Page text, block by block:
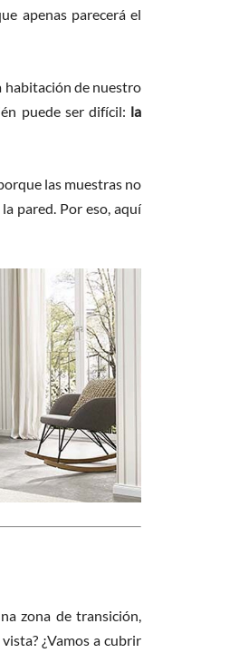
apenas parecerá el
habitación de nuestro
puede ser difícil: la
las muestras no
pared. Por eso, aquí
zona de transición,
¿Vamos a cubrir